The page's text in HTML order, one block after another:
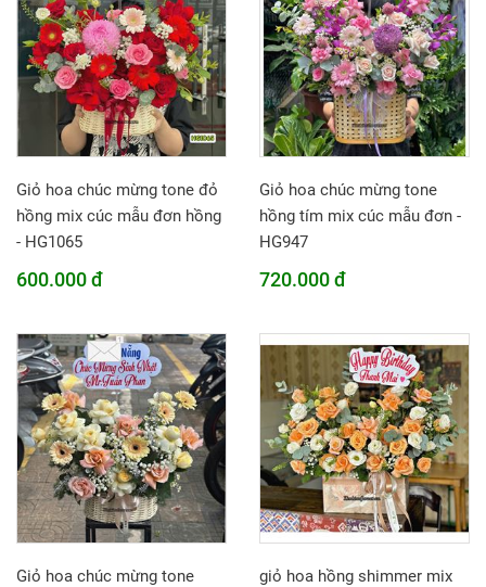
Giỏ hoa chúc mừng tone đỏ
hồng mix cúc mẫu đơn hồng
- HG1065
600.000 đ
Giỏ hoa chúc mừng tone
hồng tím mix cúc mẫu đơn -
HG947
720.000 đ
Giỏ hoa chúc mừng tone
giỏ hoa hồng shimmer mix